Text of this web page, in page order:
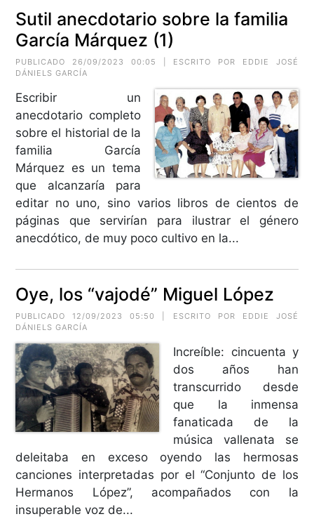
Sutil anecdotario sobre la familia
García Márquez (1)
PUBLICADO 26/09/2023 00:05 | ESCRITO POR EDDIE JOSÉ
DÁNIELS GARCÍA
Escribir un
anecdotario completo
sobre el historial de la
familia García
Márquez es un tema
que alcanzaría para
editar no uno, sino varios libros de cientos de
páginas que servirían para ilustrar el género
anecdótico, de muy poco cultivo en la...
Oye, los “vajodé” Miguel López
PUBLICADO 12/09/2023 05:50 | ESCRITO POR EDDIE JOSÉ
DÁNIELS GARCÍA
Increíble: cincuenta y
dos años han
transcurrido desde
que la inmensa
fanaticada de la
música vallenata se
deleitaba en exceso oyendo las hermosas
canciones interpretadas por el “Conjunto de los
Hermanos López”, acompañados con la
insuperable voz de...